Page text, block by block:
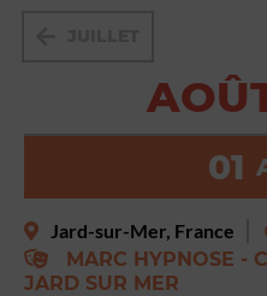
01
Jard-sur-Mer, France
MARC HYPNOSE -
JARD SUR MER